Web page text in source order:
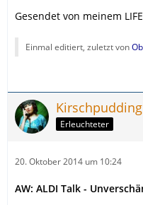
Gesendet von meinem
Einmal editiert, zuletzt von
Kirschpudding
Erleuchteter
20. Oktober 2014 um 10:24
AW: ALDI Talk -